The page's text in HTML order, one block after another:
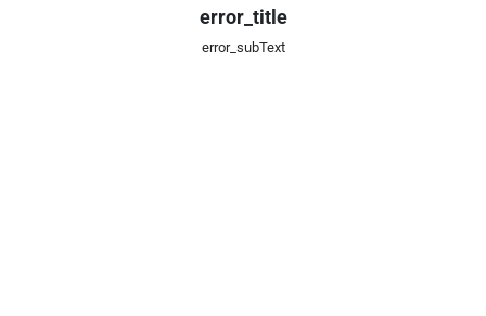
error_title
error_subText